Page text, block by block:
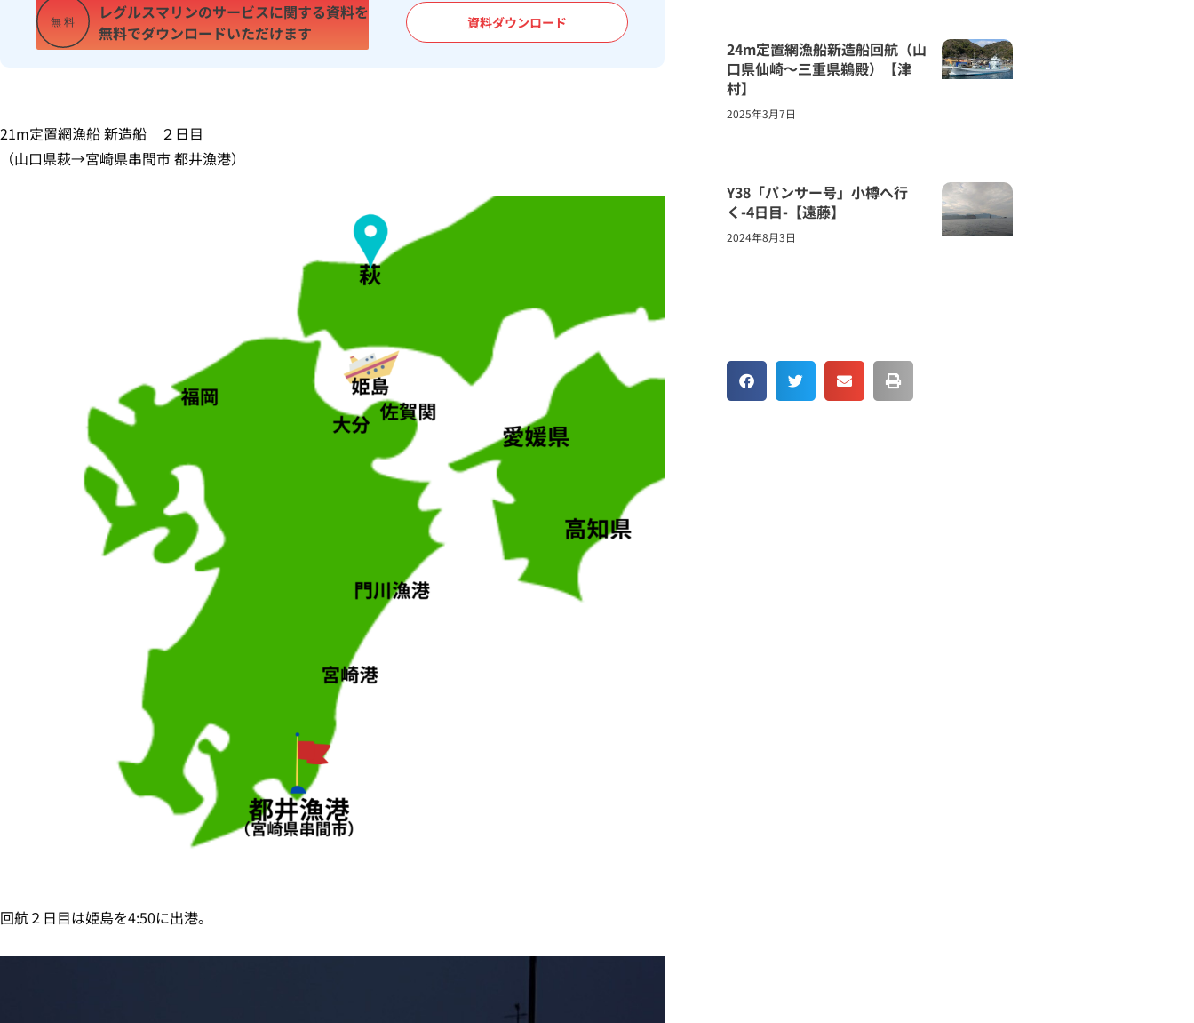
無 料
レグルスマリンのサービスに関する資料を
無料でダウンロードいただけます 資料ダウンロード
21m定置網漁船 新造船 ２日目
（山口県萩→宮崎県串間市 都井漁港）
回航２日目は姫島を4:50に出港。
24m定置網漁船新造船回航（山
口県仙崎～三重県鵜殿）【津
村】
2025年3月7日
Y38「パンサー号」小樽へ行
く-4日目-【遠藤】
2024年8月3日